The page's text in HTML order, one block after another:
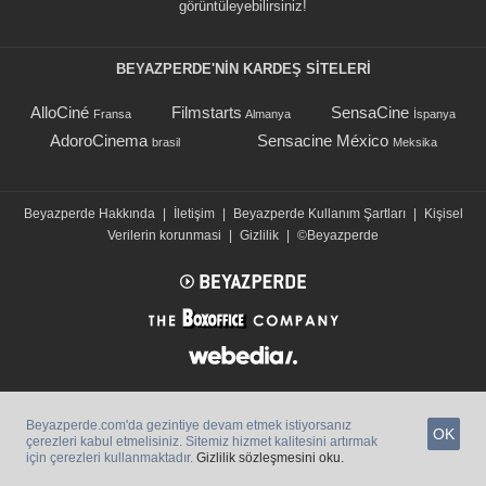
görüntüleyebilirsiniz!
BEYAZPERDE'NIN KARDEŞ SİTELERİ
AlloCiné Fransa Filmstarts Almanya SensaCine İspanya
AdoroCinema brasil Sensacine México Meksika
Beyazperde Hakkında | İletişim | Beyazperde Kullanım Şartları |
Kişisel
Verilerin korunmasi
| Gizlilik | ©Beyazperde
Beyazperde.com'da gezintiye devam etmek istiyorsanız
çerezleri kabul etmelisiniz. Sitemiz hizmet kalitesini artırmak
için çerezleri kullanmaktadır. Gizlilik sözleşmesini oku.
OK